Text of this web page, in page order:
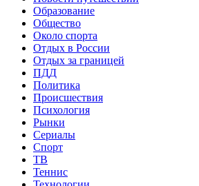
Образование
Общество
Около спорта
Отдых в России
Отдых за границей
ПДД
Политика
Происшествия
Психология
Рынки
Сериалы
Спорт
ТВ
Теннис